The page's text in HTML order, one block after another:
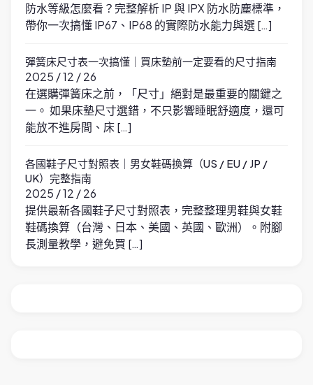
防水等級怎麼看？完整解析 IP 與 IPX 防水防塵標準，
帶你一次搞懂 IP67、IP68 的實際防水能力與選 […]
彈簧床尺寸表一次搞懂｜買床墊前一定要看的尺寸指南
2025 / 12 / 26
在選購彈簧床之前，「尺寸」絕對是最重要的關鍵之
一。 如果床墊尺寸選錯，不只影響睡眠舒適度，還可
能放不進房間、床 […]
各國鞋子尺寸對照表｜男女鞋碼換算（US / EU / JP /
UK）完整指南
2025 / 12 / 26
提供最新各國鞋子尺寸對照表，完整整理男鞋與女鞋
鞋碼換算（台灣、日本、美國、英國、歐洲）。附腳
長測量教學，避免買 […]